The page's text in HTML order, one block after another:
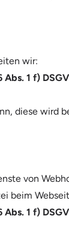
wir:
Abs. 1 f)
diese
von
beim
Abs. 1 f)